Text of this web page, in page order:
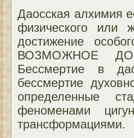
Даосская алхимия
физического или
достижение
ВОЗМОЖНОЕ
Бессмертие в
бессмертие
определенные
феноменами
трансформациями.